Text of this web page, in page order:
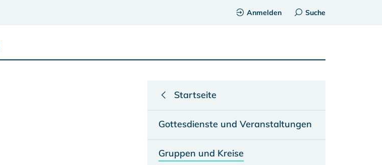
Anmelden Suche
Startseite
Gottesdienste und Veranstaltungen
Gruppen und Kreise